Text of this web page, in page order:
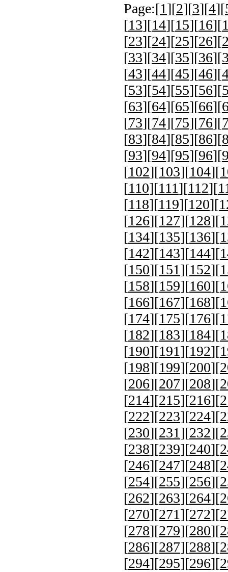
Page:[1][2][3][4][
[13][14][15][16][
[23][24][25][26][
[33][34][35][36][
[43][44][45][46][
[53][54][55][56][
[63][64][65][66][
[73][74][75][76][
[83][84][85][86][
[93][94][95][96][
[102][103][104][
[110][111][112][
[118][119][120][
[126][127][128][
[134][135][136][
[142][143][144][
[150][151][152][
[158][159][160][
[166][167][168][
[174][175][176][
[182][183][184][
[190][191][192][
[198][199][200][
[206][207][208][
[214][215][216][
[222][223][224][
[230][231][232][
[238][239][240][
[246][247][248][
[254][255][256][
[262][263][264][
[270][271][272][
[278][279][280][
[286][287][288][
[294][295][296][